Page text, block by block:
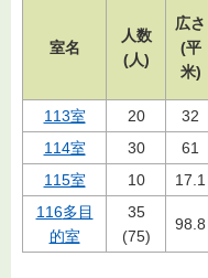
室名
人数
(人)
広さ
(平
米)
113室 20 32
114室
30 61
115室
10 17.1
116多目
的室
35
(75)
98.8